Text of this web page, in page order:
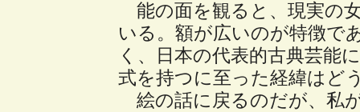
能の面を観ると、現実の
いる。額が広いのが特徴で
く、日本の代表的古典芸能
式を持つに至った経緯はど
絵の話に戻るのだが、私